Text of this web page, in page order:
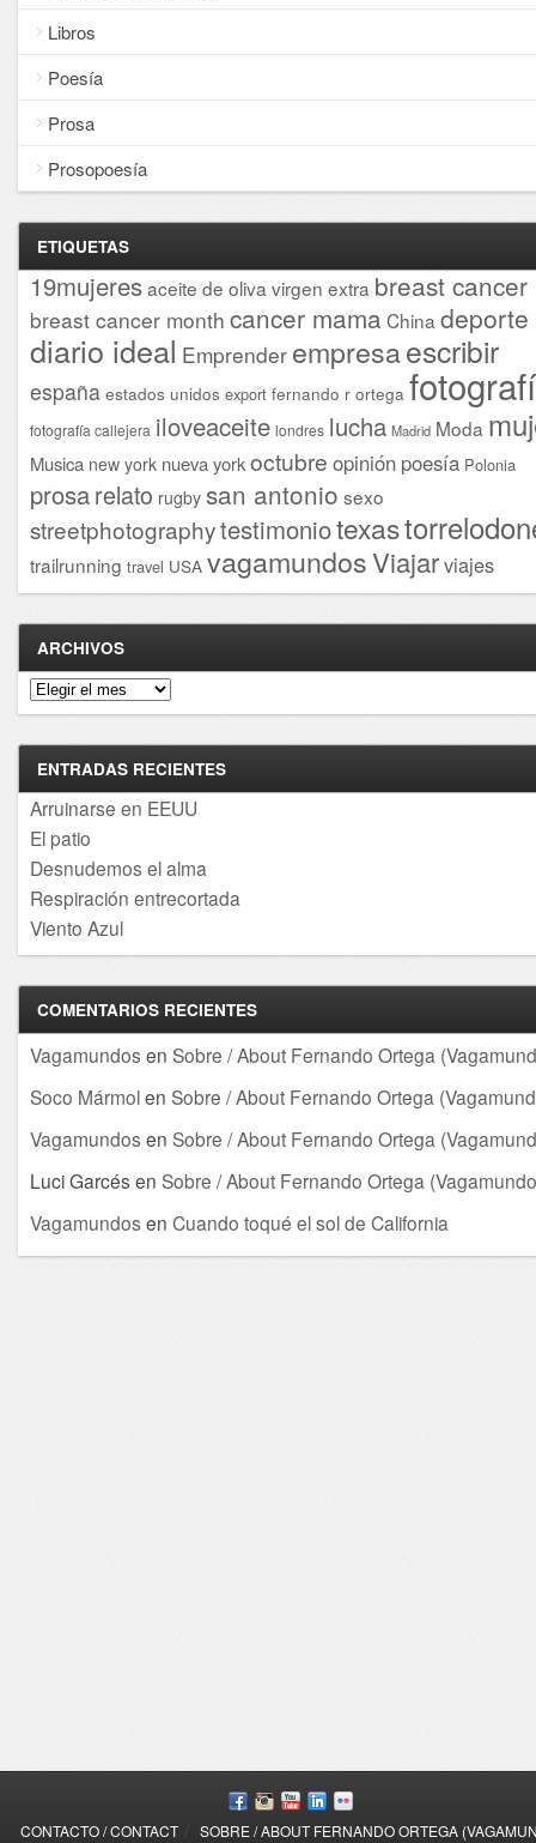
Libros
Poesía
Prosa
Prosopoesía
ETIQUETAS
19mujeresaceite de oliva virgen extra breast cancer
breast cancer month cancer mama China deporte
diario ideal Emprender empresaescribir
españa estados unidos export fernando r ortega
fotografía callejera iloveaceite londres lucha Madrid Moda
Musica new york nueva yorkoctubre opinión poesía Polonia
prosarelato rugby san antonio sexo
streetphotographytestimoniotexas
trailrunning travel USA vagamundosViajarviajes
ARCHIVOS
Archivos
ENTRADAS RECIENTES
Arruinarse en EEUU
El patio
Desnudemos el alma
Respiración entrecortada
Viento Azul
COMENTARIOS RECIENTES
Vagamundos en Sobre / About Fernando Ortega
Soco Mármolen Sobre / About Fernando Ortega
Vagamundos en Sobre / About Fernando Ortega
Luci Garcés en Sobre / About Fernando Ortega
Vagamundos en Cuando toqué el sol de California
CONTACTO / CONTACT SOBRE / ABOUT FERNANDO ORTEGA